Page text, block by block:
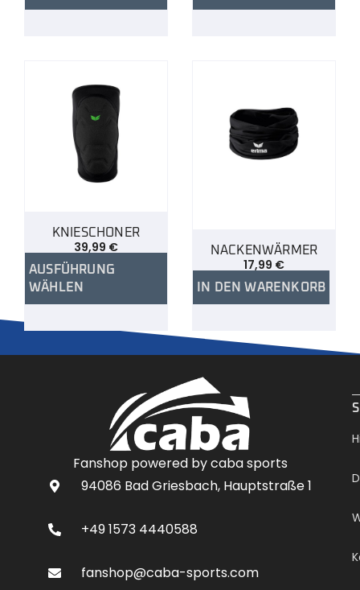
KNIESCHONER
39,99 €
AUSFÜHRUNG
WÄHLEN
NACKENWÄRMER
17,99 €
IN DEN WARENKORB
Fanshop powered by caba sports
94086 Bad Griesbach, Hauptstraße 1
+49 1573 4440588
fanshop@caba-sports.com